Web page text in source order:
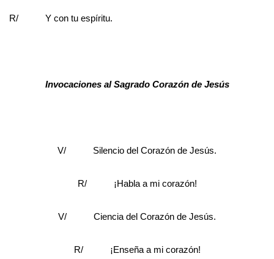
R/ Y con tu espíritu.
Invocaciones al Sagrado Corazón de Jesús
V/ Silencio del Corazón de Jesús.
R/ ¡Habla a mi corazón!
V/ Ciencia del Corazón de Jesús.
R/ ¡Enseña a mi corazón!